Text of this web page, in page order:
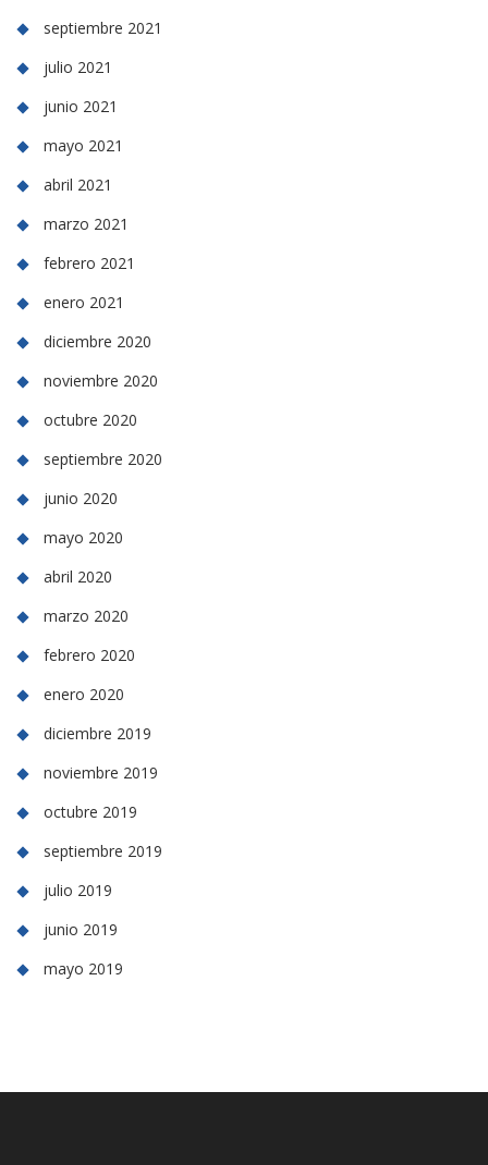
septiembre 2021
julio 2021
junio 2021
mayo 2021
abril 2021
marzo 2021
febrero 2021
enero 2021
diciembre 2020
noviembre 2020
octubre 2020
septiembre 2020
junio 2020
mayo 2020
abril 2020
marzo 2020
febrero 2020
enero 2020
diciembre 2019
noviembre 2019
octubre 2019
septiembre 2019
julio 2019
junio 2019
mayo 2019